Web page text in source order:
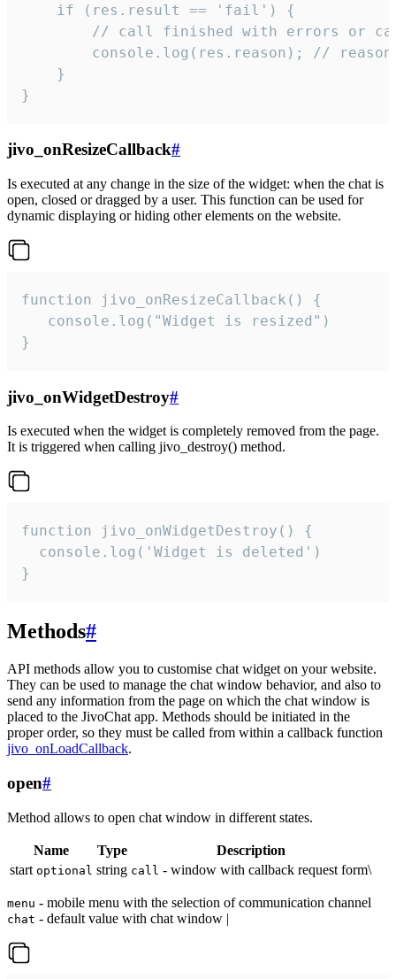
    if (res.result == 'fail') {
// call finished with errors or
console.log(res.reason); //
    }
}
jivo_onResizeCallback#
Is executed at any change in the size of the widget: when the chat is
open, closed or dragged by a user. This function can be used for
dynamic displaying or hiding other elements on the website.
function jivo_onResizeCallback() {
   console.log("Widget is resized")
}
jivo_onWidgetDestroy#
Is executed when the widget is completely removed from the page.
It is triggered when calling jivo_destroy() method.
function jivo_onWidgetDestroy() {
  console.log('Widget is deleted')
}
Methods#
API methods allow you to customise chat widget on your website.
They can be used to manage the chat window behavior, and also to
send any information from the page on which the chat window is
placed to the JivoChat app. Methods should be initiated in the
proper order, so they must be called from within a callback function
jivo_onLoadCallback.
open#
Method allows to open chat window in different states.
Name Type
Description
start optional string call - window with callback request form\
menu - mobile menu with the selection of communication channel
chat - default value with chat window |